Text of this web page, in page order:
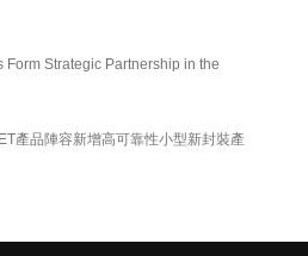
Form Strategic Partnership in the
產品陣容新增高可靠性小型新封裝產